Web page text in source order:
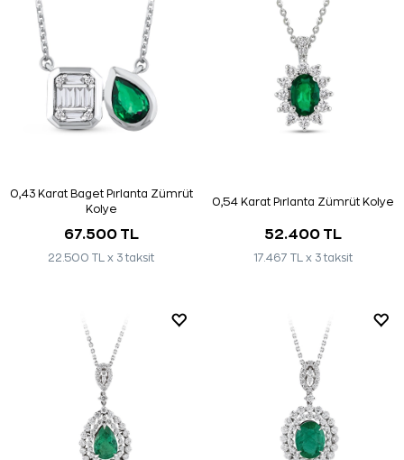
0,43 Karat Baget Pırlanta Zümrüt
Kolye
67.500 TL
22.500 TL x 3 taksit
0,54 Karat Pırlanta Zümrüt Kolye
52.400 TL
17.467 TL x 3 taksit